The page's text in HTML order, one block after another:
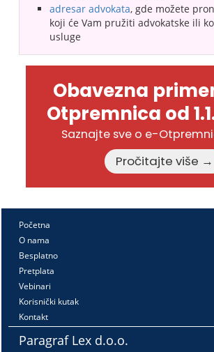
adresar advokata, gde možete
koji će Vam pružiti advokatske ili
usluge
Obavezna
Otpremnica od
Saznajte sve o e-
Pročitajte više →
Početna
O nama
Besplatno
Pretplata
Vebinari
Korisnički kutak
Kontakt
Paragraf Lex d.o.o.